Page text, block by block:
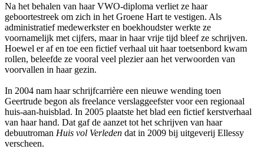
Na het behalen van haar VWO-diploma verliet ze haar
geboortestreek om zich in het Groene Hart te vestigen. Als
administratief medewerkster en boekhoudster werkte ze
voornamelijk met cijfers, maar in haar vrije tijd bleef ze schrijven.
Hoewel er af en toe een fictief verhaal uit haar toetsenbord kwam
rollen, beleefde ze vooral veel plezier aan het verwoorden van
voorvallen in haar gezin.
In 2004 nam haar schrijfcarrière een nieuwe wending toen
Geertrude begon als freelance verslaggeefster voor een regionaal
huis-aan-huisblad. In 2005 plaatste het blad een fictief kerstverhaal
van haar hand. Dat gaf de aanzet tot het schrijven van haar
debuutroman Huis vol Verleden dat in 2009 bij uitgeverij Ellessy
verscheen.